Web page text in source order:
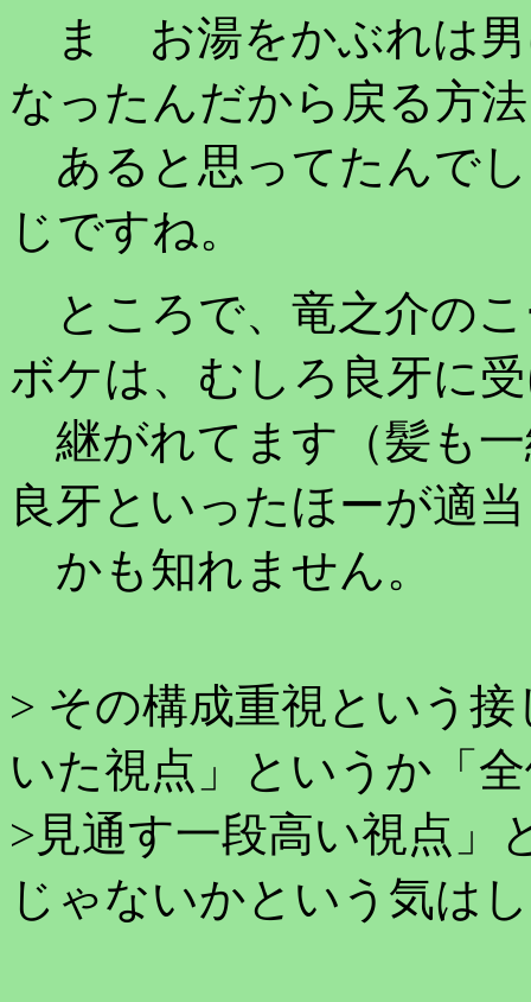
ま お湯をかぶれは男
なったんだから戻る方
あると思ってたんで
じですね。
ところで、竜之介の
ボケは、むしろ良牙に
継がれてます（髪も
良牙といったほーが適当
かも知れません。
> その構成重視という
いた視点」というか「
>見通す一段高い視点」
じゃないかという気は